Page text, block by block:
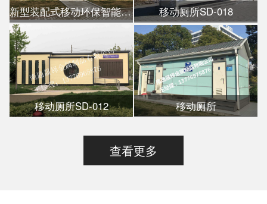
新型装配式移动环保智能公厕 移动厕所SD-018
移动厕所SD-012 移动厕所
查看更多